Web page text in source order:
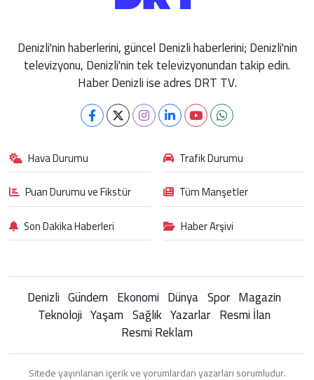
Denizli'nin haberlerini, güncel Denizli haberlerini; Denizli'nin
televizyonu, Denizli'nin tek televizyonundan takip edin.
Haber Denizli ise adres DRT TV.
Hava Durumu
Trafik Durumu
Puan Durumu ve Fikstür
Tüm Manşetler
Son Dakika Haberleri
Haber Arşivi
Denizli Gündem Ekonomi Dünya Spor Magazin
Teknoloji Yaşam Sağlık Yazarlar Resmi İlan
Resmi Reklam
Sitede yayınlanan içerik ve yorumlardan yazarları sorumludur.